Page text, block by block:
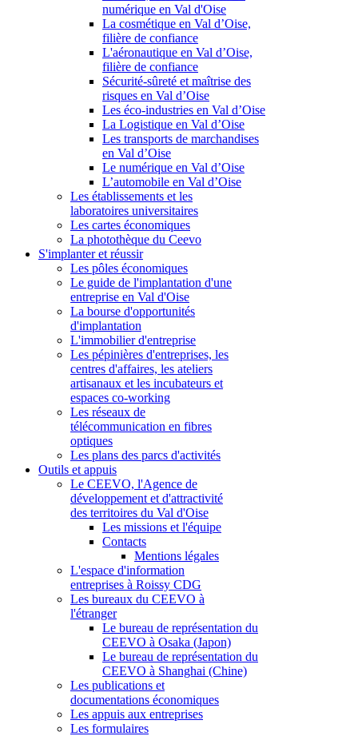
numérique en Val d'Oise
La cosmétique en Val d’Oise,
filière de confiance
L'aéronautique en Val d’Oise,
filière de confiance
Sécurité-sûreté et maîtrise des
risques en Val d’Oise
Les éco-industries en Val d’Oise
La Logistique en Val d’Oise
Les transports de marchandises
en Val d’Oise
Le numérique en Val d’Oise
L’automobile en Val d’Oise
Les établissements et les
laboratoires universitaires
Les cartes économiques
La photothèque du Ceevo
S'implanter et réussir
Les pôles économiques
Le guide de l'implantation d'une
entreprise en Val d'Oise
La bourse d'opportunités
d'implantation
L'immobilier d'entreprise
Les pépinières d'entreprises, les
centres d'affaires, les ateliers
artisanaux et les incubateurs et
espaces co-working
Les réseaux de
télécommunication en fibres
optiques
Les plans des parcs d'activités
Outils et appuis
Le CEEVO, l'Agence de
développement et d'attractivité
des territoires du Val d'Oise
Les missions et l'équipe
Contacts
Mentions légales
L'espace d'information
entreprises à Roissy CDG
Les bureaux du CEEVO à
l'étranger
Le bureau de représentation du
CEEVO à Osaka (Japon)
Le bureau de représentation du
CEEVO à Shanghai (Chine)
Les publications et
documentations économiques
Les appuis aux entreprises
Les formulaires